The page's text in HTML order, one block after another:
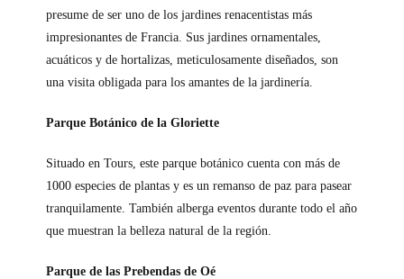
presume de ser uno de los jardines renacentistas más
impresionantes de Francia. Sus jardines ornamentales,
acuáticos y de hortalizas, meticulosamente diseñados, son
una visita obligada para los amantes de la jardinería.
Parque Botánico de la Gloriette
Situado en Tours, este parque botánico cuenta con más de
1000 especies de plantas y es un remanso de paz para pasear
tranquilamente. También alberga eventos durante todo el año
que muestran la belleza natural de la región.
Parque de las Prebendas de Oé